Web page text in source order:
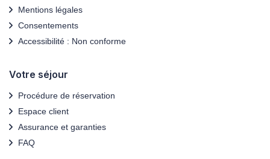
Mentions légales
Consentements
Accessibilité : Non conforme
Votre séjour
Procédure de réservation
Espace client
Assurance et garanties
FAQ